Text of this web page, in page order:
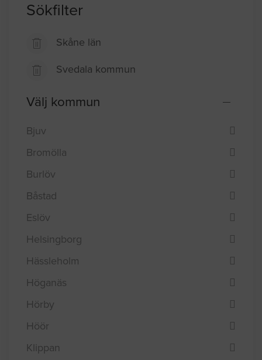
Sökfilter
Skåne län
Svedala kommun
Välj kommun
Bjuv
Bromölla
Burlöv
Båstad
Eslöv
Helsingborg
Hässleholm
Höganäs
Hörby
Höör
Klippan